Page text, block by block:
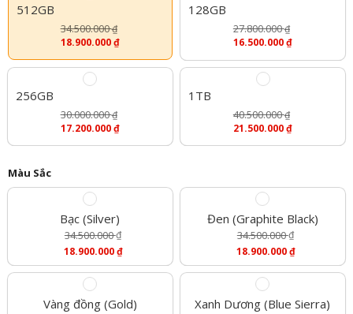
512GB
18.900.000₫
34.500.000₫
128GB
16.500.000₫
27.800.000₫
256GB
17.200.000₫
30.000.000₫
1TB
21.500.000₫
40.500.000₫
Màu Sắc
Bạc (Silver)
34.500.000₫
Gốc
Là:
18.900.000₫
Giá
Đen (Graphite Black)
34.500.000₫
Gốc
Là:
18.900.000₫
Giá
Là:
Vàng đồng (Gold) Xanh Dương (Blue Sierra)